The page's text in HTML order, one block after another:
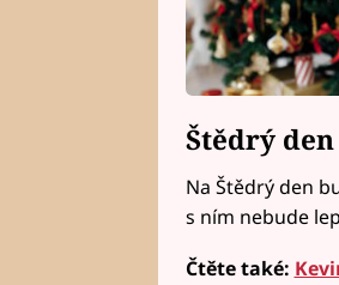
Štědrý
Na Štědrý den
s ním nebude
Čtěte také: